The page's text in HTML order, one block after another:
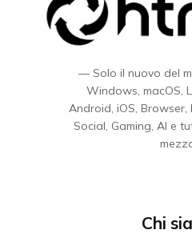
— Solo il nuovo del
Windows, macOS,
Android, iOS, Browser,
Social, Gaming, AI e
Chi